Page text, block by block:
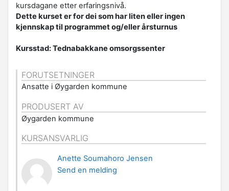
kursdagane etter erfaringsnivå.
Dette kurset er for dei som har liten eller ingen
kjennskap til programmet og/eller årsturnus
Kursstad: Tednabakkane omsorgssenter
FORUTSETNINGER
Ansatte i Øygarden kommune
PRODUSERT AV
Øygarden kommune
KURSANSVARLIG
Anette Soumahoro Jensen
Send en melding